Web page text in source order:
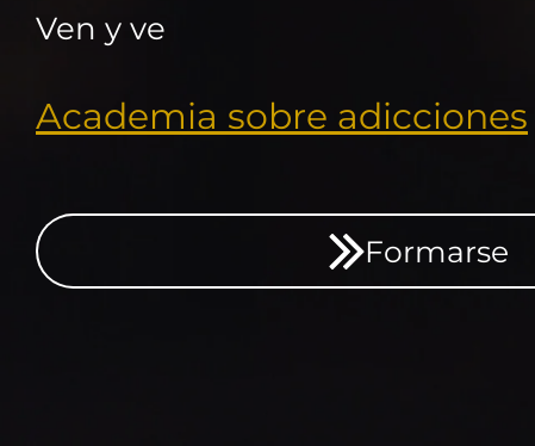
Ven y ve
Academia sobre adicciones
Formarse